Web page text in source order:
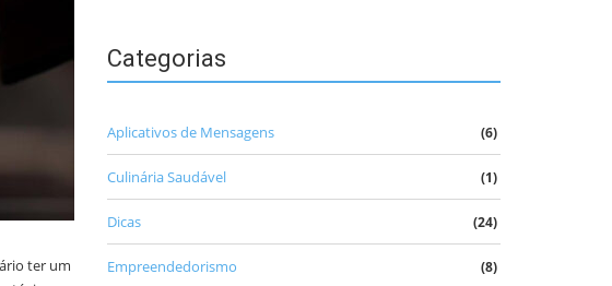
ter um
Categorias
Aplicativos de Mensagens (6)
Culinária Saudável (1)
Dicas (24)
Empreendedorismo (8)